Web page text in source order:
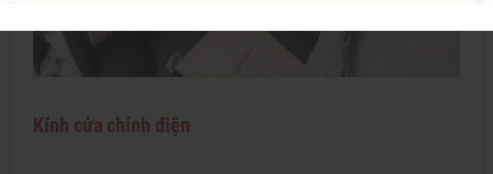
Kính cửa chỉnh điện